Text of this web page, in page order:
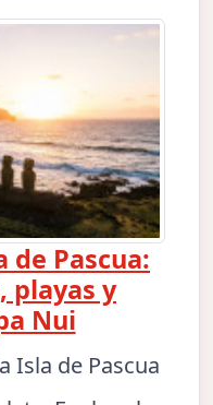
de Pascua:
playas y
Nui
Isla de Pascua